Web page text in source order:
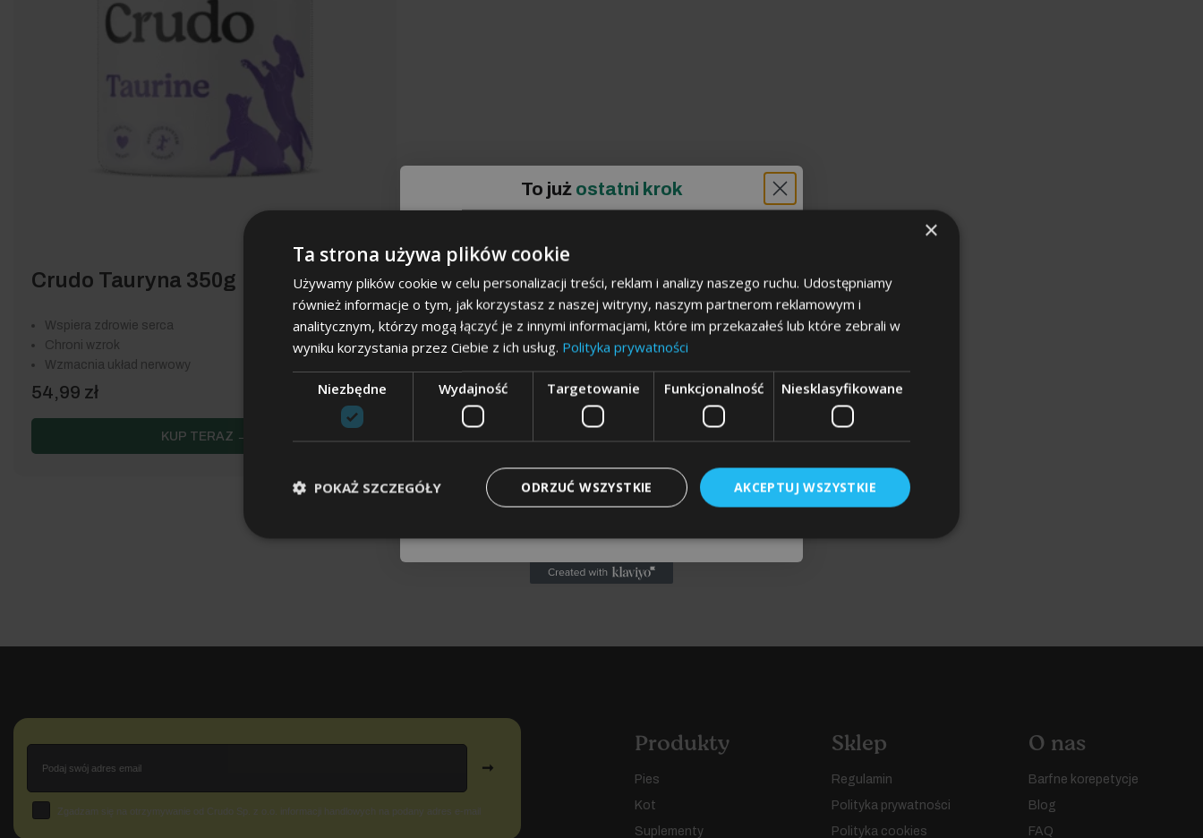
Szczeniak / kociak
Crudo Tauryna 350g
Wspiera zdrowie serca
Chroni wzrok
Wzmacnia układ nerwowy
54,99 zł
KUP TERAZ →
Email
➞
ZgodaZgadzam się na otrzymywanie od Crudo Sp. z o.o. informacji handlowych na podany adres e-mail
Produkty
Pies
Kot
Suplementy
Sklep
Regulamin
Polityka prywatności
Polityka cookies
O nas
Barfne korepetycje
Blog
FAQ
×
Ta strona używa plików cookie
Używamy plików cookie w celu personalizacji treści, reklam i analizy naszego ruchu. Udostępniamy
również informacje o tym, jak korzystasz z naszej witryny, naszym partnerom reklamowym i
analitycznym, którzy mogą łączyć je z innymi informacjami, które im przekazałeś lub które zebrali w
wyniku korzystania przez Ciebie z ich usług. Polityka prywatności
Niezbędne Wydajność Targetowanie Funkcjonalność Niesklasyfikowane
AKCEPTUJ WSZYSTKIE
ODRZUĆ WSZYSTKIE
POKAŻ SZCZEGÓŁY
To jużostatni krok
Dla kogo chceszodbierać
zniżkę?
Tell us about your pets
Pies Kot Inne
Odbieram zniżkę